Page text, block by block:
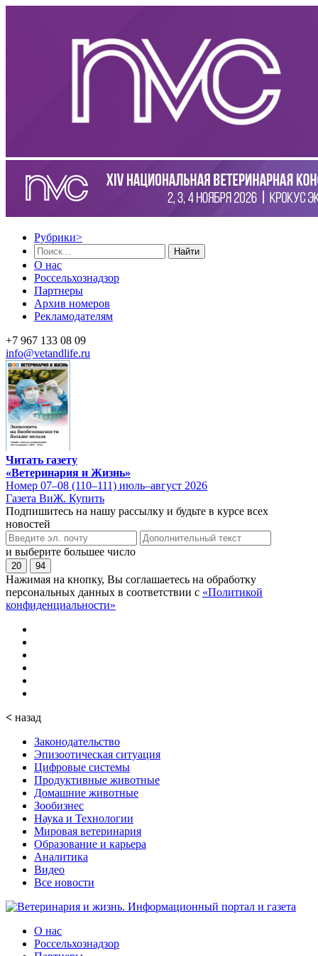
Рубрики>
Найти
О нас
Россельхознадзор
Партнеры
Архив номеров
Рекламодателям
+7 967 133 08 09
info@vetandlife.ru
Читать газету
«Ветеринария и Жизнь»
Номер 07–08 (110–111) июль–август 2026
Газета ВиЖ. Купить
Подпишитесь на нашу рассылку и будьте в курсе всех
новостей
и выберите большее число
20 94
Нажимая на кнопку, Вы соглашаетесь на обработку
персональных данных в соответствии с «Политикой
конфиденциальности»
< назад
Законодательство
Эпизоотическая ситуация
Цифровые системы
Продуктивные животные
Домашние животные
Зообизнес
Наука и Технологии
Мировая ветеринария
Образование и карьера
Аналитика
Видео
Все новости
О нас
Россельхознадзор